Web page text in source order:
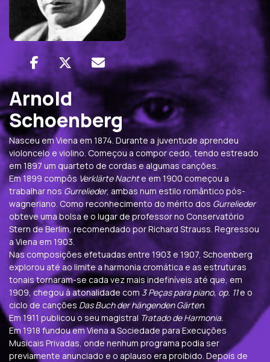
Arnold
Schoenberg
Nasceu em Viena em 1874. Durante a juventude aprendeu
violoncelo e violino. Começou a compor cedo, tendo estreado
em 1897 um quarteto de cordas e algumas canções.
Em 1899 compôs Verklärte Nachte em 1900 começou a
trabalhar nos Gurrelieder, ambas num estilo romântico pós-
wagneriano. Como reconhecimento do mérito dos Gurrelieder
obteve uma bolsa e o lugar de professor no Conservatório
Stern de Berlim, recomendado por Richard Strauss. Regressou
a Viena em 1903.
Nas composições efetuadas entre 1903 e 1907, Schoenberg
explorou até ao limite a harmonia cromática e as estruturas
tonais tornaram-se cada vez mais indefiníveis até que, em
1909, chegou à atonalidade com 3 Peças para piano, op. 11e o
ciclo de canções Das Buch der hängenden Gärten.
Em 1911 publicou o seu magistral Tratado de Harmonia.
Em 1918 fundou em Viena a Sociedade para Execuções
Musicais Privadas, onde nenhum programa podia ser
previamente anunciado e o aplauso era proibido. Depois de